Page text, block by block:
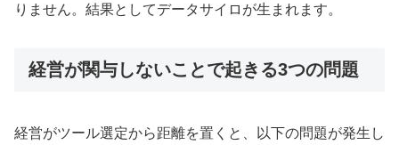
りません。結果としてデータサイロが生まれます。
経営が関与しないことで起きる3つの問題
経営がツール選定から距離を置くと、以下の問題が発生し